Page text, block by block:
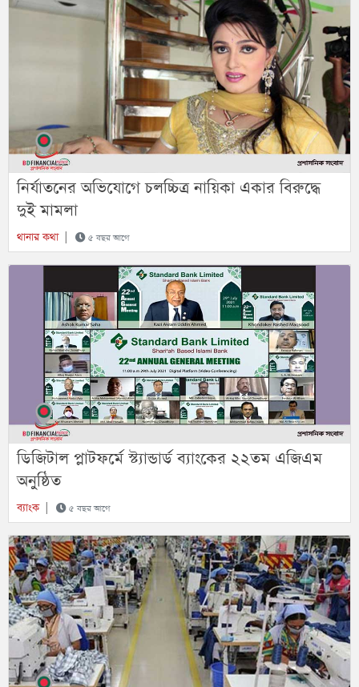
নির্যাতনের অভিযোগে চলচ্চিত্র নায়িকা একার বিরুদ্ধে
দুই মামলা
থানার কথা| ৫ বছর আগে
ডিজিটাল প্লাটফর্মে স্ট্যান্ডার্ড ব্যাংকের ২২তম এজিএম
অনুষ্ঠিত
ব্যাংক| ৫ বছর আগে